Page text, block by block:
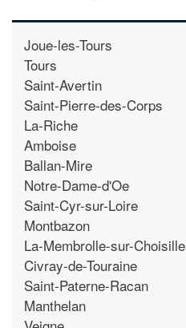
Joue-les-Tours
Tours
Saint-Avertin
Saint-Pierre-des-Corps
La-Riche
Amboise
Ballan-Mire
Notre-Dame-d'Oe
Saint-Cyr-sur-Loire
Montbazon
La-Membrolle-sur-Choisille
Civray-de-Touraine
Saint-Paterne-Racan
Manthelan